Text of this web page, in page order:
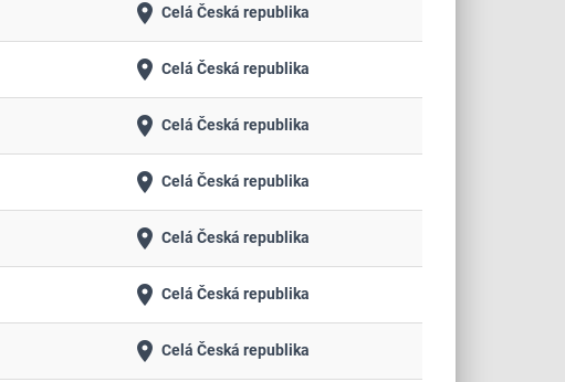
place Celá Česká republika
place Celá Česká republika
place Celá Česká republika
place Celá Česká republika
place Celá Česká republika
place Celá Česká republika
place Celá Česká republika